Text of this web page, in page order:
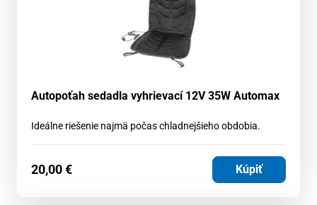
Autopoťah sedadla vyhrievací 12V 35W Automax
Ideálne riešenie najmä počas chladnejšieho obdobia.
20,00€ Kúpiť